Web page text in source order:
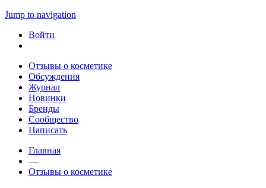
Jump to navigation
Войти
Отзывы о косметике
Обсуждения
Журнал
Новинки
Бренды
Сообщество
Написать
Главная
—
Отзывы о косметике